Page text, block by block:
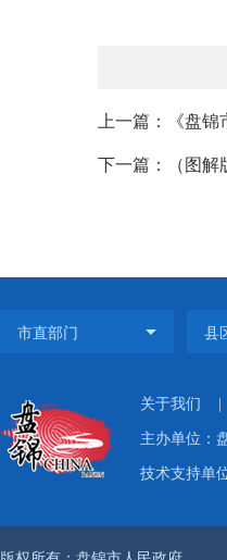
上一篇：《盘
下一篇：（图解
关于我们
主办单位
技术支持单